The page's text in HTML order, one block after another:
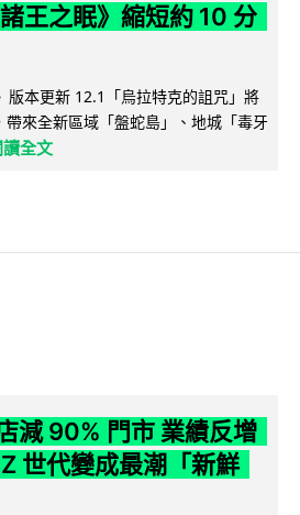
王之眠》縮短約 10 分
版本更新 12.1「烏拉特克的詛咒」將
來全新區域「盤蛇島」、地城「毒牙
讀全文
減 90% 門市 業績反增
世代變成最潮「新鮮